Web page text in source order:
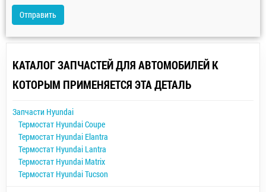
Отправить
КАТАЛОГ ЗАПЧАСТЕЙ ДЛЯ АВТОМОБИЛЕЙ К
КОТОРЫМ ПРИМЕНЯЕТСЯ ЭТА ДЕТАЛЬ
Запчасти Hyundai
Термостат Hyundai Coupe
Термостат Hyundai Elantra
Термостат Hyundai Lantra
Термостат Hyundai Matrix
Термостат Hyundai Tucson